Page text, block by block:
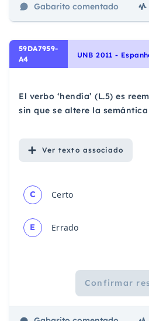
Gabarito comentado
59DA7959-
A4
El verbo ‘hendía’ (L.5) es
sin que se altere la
Ver texto associado
C Certo
E Errado
Confirmar